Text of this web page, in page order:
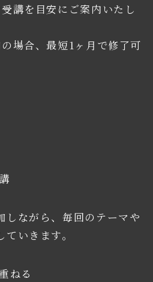
講を目安にご案内いたし
場合、最短1ヶ月で修了可
しながら、毎回のテーマや
いきます。
ねる